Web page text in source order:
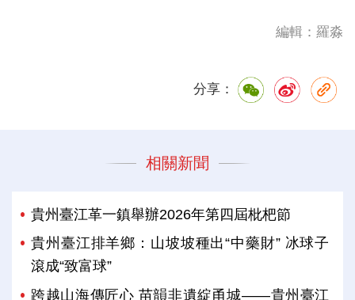
編輯：羅淼
分享：
相關新聞
貴州臺江革一鎮舉辦2026年第四屆枇杷節
貴州臺江排羊鄉：山坡坡種出“中藥財” 冰球子
滾成“致富球”
跨越山海傳匠心 苗韻非遺綻甬城——貴州臺江